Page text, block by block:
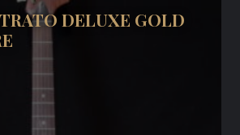
DELUXE GOLD